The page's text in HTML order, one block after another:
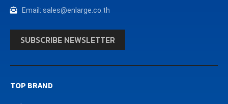
Email: sales@enlarge.co.th
SUBSCRIBE NEWSLETTER
TOP BRAND